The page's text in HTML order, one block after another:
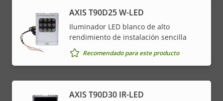
AXIS T90D25 W-LED
Iluminador LED blanco de alto
rendimiento de instalación sencilla
Recomendado para este producto
AXIS T90D30 IR-LED